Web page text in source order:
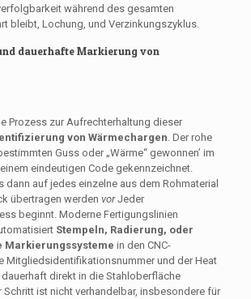
während des gesamten
bleibt, Lochung, und Verzinkungszyklus.
dauerhafte Markierung von
Prozess zur Aufrechterhaltung dieser
von Wärmechargen . Der rohe
Guss oder „Wärme“ gewonnen’ im
eindeutigen Code gekennzeichnet.
dann auf jedes einzelne aus dem Rohmaterial
übertragen werden vorJeder
beginnt. Moderne Fertigungslinien
Stempeln, Radierung, oder
Markierungssysteme in den CNC-
Mitgliedsidentifikationsnummer und der Heat
direkt in die Stahloberfläche
Schritt ist nicht verhandelbar, insbesondere für